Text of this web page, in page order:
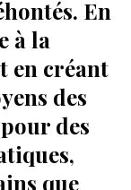
En
à la
en créant
des
des
que